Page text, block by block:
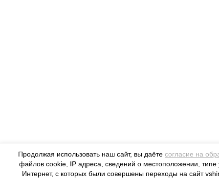
Продолжая использовать наш сайт, вы даёте согласие на
файлов cookie, IP адреса, сведений о местоположении, типе
Интернет, с которых были совершены переходы на сайт